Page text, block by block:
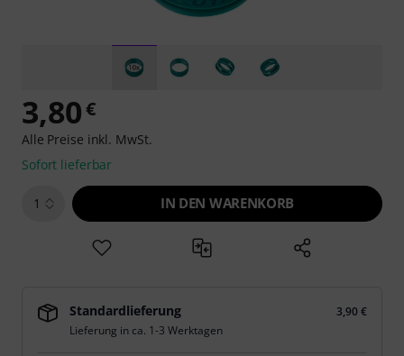
3,80€
Alle Preise inkl. MwSt.
Sofort lieferbar
1 IN DEN WARENKORB
Standardlieferung
3,90 €
Lieferung in ca. 1-3 Werktagen